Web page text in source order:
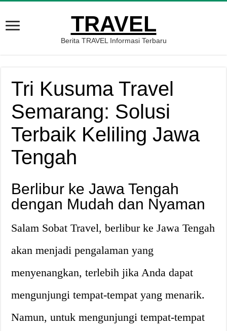
TRAVEL
Berita TRAVEL Informasi Terbaru
Tri Kusuma Travel
Semarang: Solusi
Terbaik Keliling Jawa
Tengah
Berlibur ke Jawa Tengah
dengan Mudah dan Nyaman
Salam Sobat Travel, berlibur ke Jawa Tengah
akan menjadi pengalaman yang
menyenangkan, terlebih jika Anda dapat
mengunjungi tempat-tempat yang menarik.
Namun, untuk mengunjungi tempat-tempat